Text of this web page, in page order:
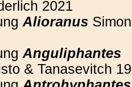
2021
Alioranus Simon
Anguliphantes
& Tanasevitch